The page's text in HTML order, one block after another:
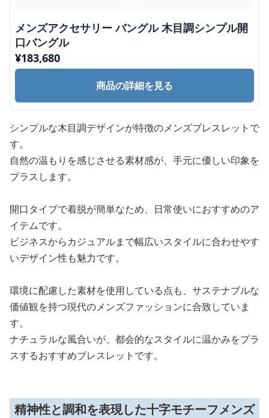
メンズアクセサリー バングル 木目調シンプル開
口バングル
¥183,680
商品の詳細を見る
シンプルな木目調デザインが特徴のメンズブレスレットで
す。
自然の温もりを感じさせる素材感が、手元に優しい印象を
プラスします。
開口タイプで着脱が簡単なため、日常使いにおすすめのア
イテムです。
ビジネスからカジュアルまで幅広いスタイルに合わせやす
いデザイン性も魅力です。
環境に配慮した素材を使用している点も、サステナブルな
価値観を持つ現代のメンズファッションに合致していま
す。
ナチュラルな風合いが、都会的なスタイルに温かみをプラ
スするおすすめブレスレットです。
精神性と調和を表現した十字モチーフメンズ